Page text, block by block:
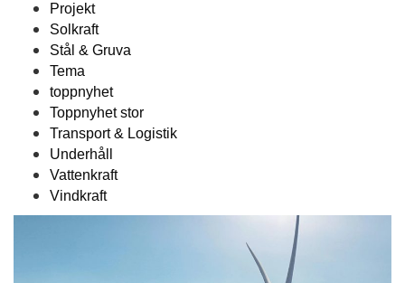
Projekt
Solkraft
Stål & Gruva
Tema
toppnyhet
Toppnyhet stor
Transport & Logistik
Underhåll
Vattenkraft
Vindkraft